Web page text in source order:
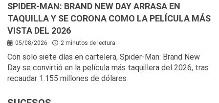
SPIDER-MAN: BRAND NEW DAY ARRASA EN
TAQUILLA Y SE CORONA COMO LA PELÍCULA MÁS
VISTA DEL 2026
05/08/2026 2 minutos de lectura
Con solo siete días en cartelera, Spider-Man: Brand New
Day se convirtió en la película más taquillera del 2026, tras
recaudar 1.155 millones de dólares